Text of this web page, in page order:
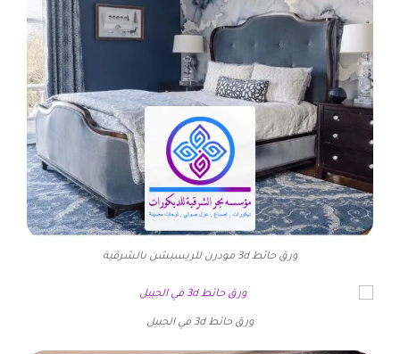
ورق حائط 3d مودرن للريسبشن بالشرقية
ورق حائط 3d في الجبيل